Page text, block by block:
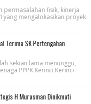
permasalahan fisik, kinerja
yang mengalokasikan proyek
Terima SK Pertengahan
sekian lama menunggu,
PPPK Kerinci Kerinci
H Murasman Dinikmati